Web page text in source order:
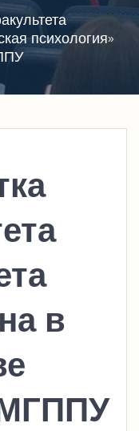
психология»
в